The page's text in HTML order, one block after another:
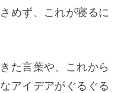
めず、これが寝るに
た言葉や、これから
アイデアがぐるぐる